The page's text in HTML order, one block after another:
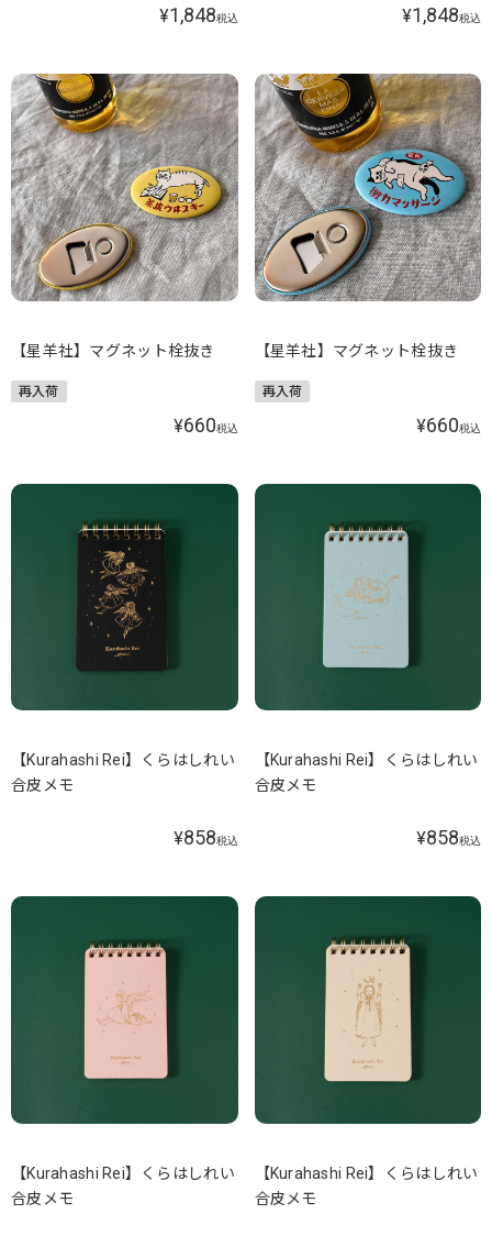
¥1,848税込 ¥1,848税込
【星羊社】マグネット栓抜き
再入荷
¥660税込
【星羊社】マグネット栓抜き
再入荷
¥660税込
【Kurahashi Rei】くらはしれい
合皮メモ
¥858税込
【Kurahashi Rei】くらはしれい
合皮メモ
¥858税込
【Kurahashi Rei】くらはしれい
合皮メモ
【Kurahashi Rei】くらはしれい
合皮メモ